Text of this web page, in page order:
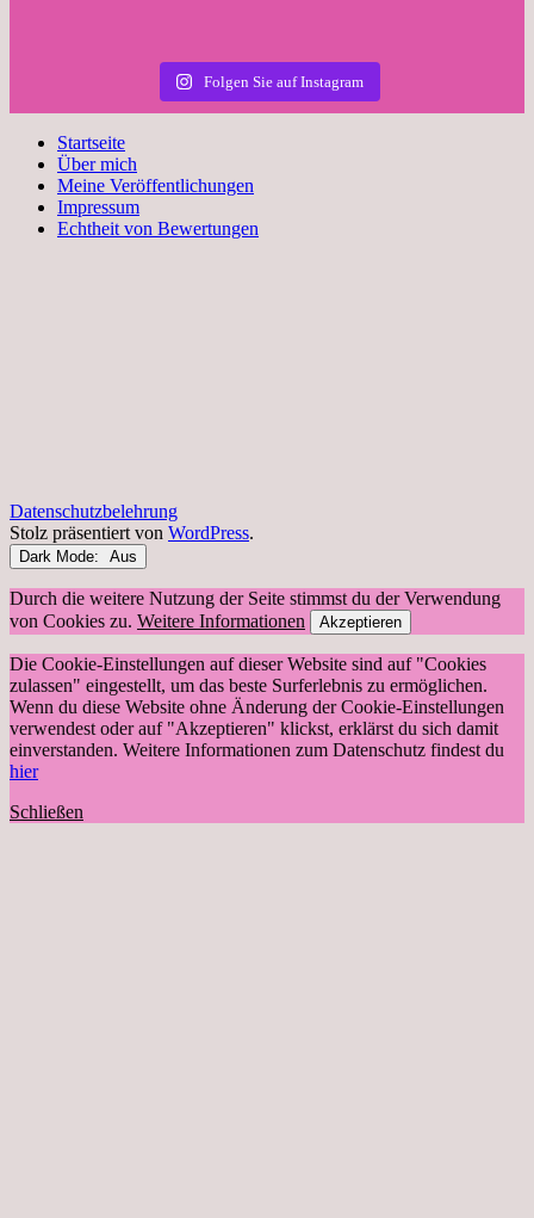
Folgen Sie auf Instagram
Startseite
Über mich
Meine Veröffentlichungen
Impressum
Echtheit von Bewertungen
Datenschutzbelehrung
Stolz präsentiert von WordPress.
Dark Mode:
Durch die weitere Nutzung der Seite stimmst du der Verwendung
von Cookies zu. Weitere Informationen Akzeptieren
Die Cookie-Einstellungen auf dieser Website sind auf "Cookies
zulassen" eingestellt, um das beste Surferlebnis zu ermöglichen.
Wenn du diese Website ohne Änderung der Cookie-Einstellungen
verwendest oder auf "Akzeptieren" klickst, erklärst du sich damit
einverstanden. Weitere Informationen zum Datenschutz findest du
hier
Schließen